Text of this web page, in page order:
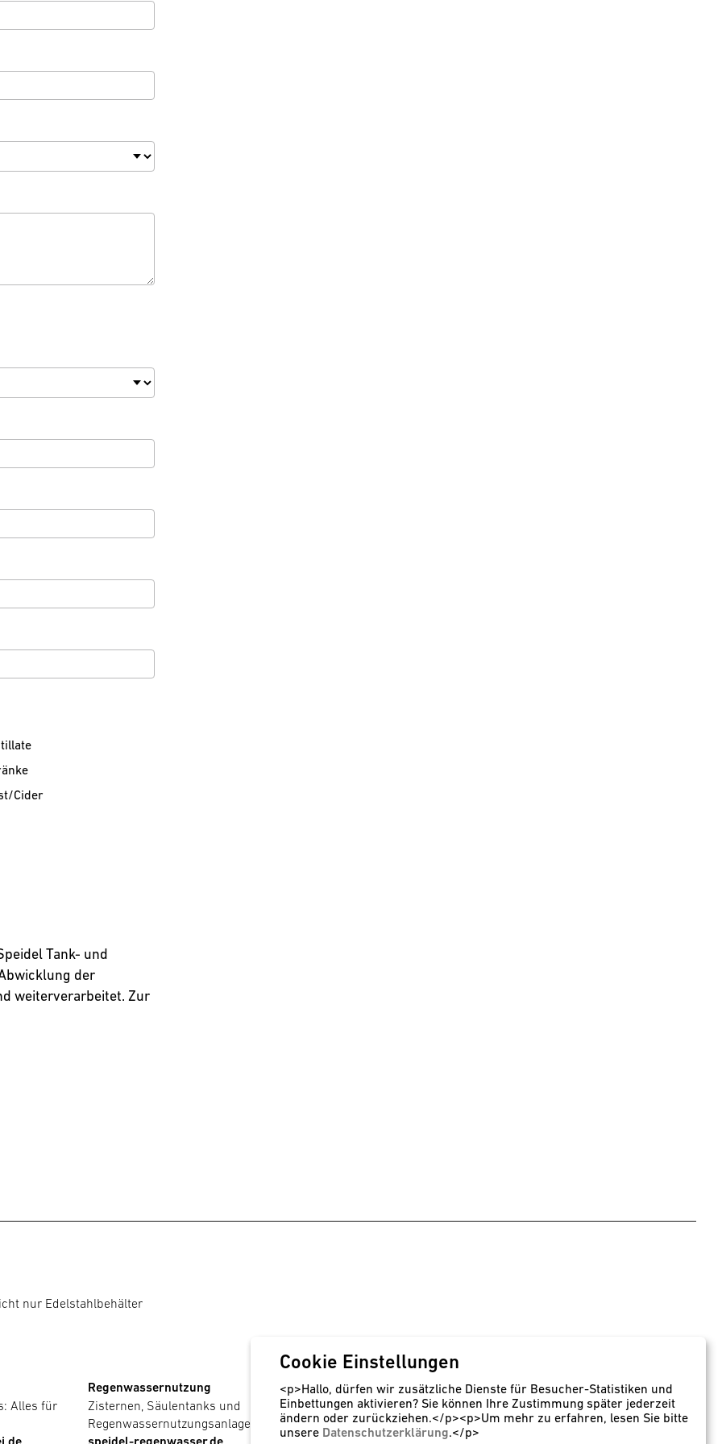
Cider
Tank- und
der
weiterverarbeitet. Zur
nur Edelstahlbehälter
Alles für
Regenwassernutzung
Zisternen, Säulentanks und
Regenwassernutzungsanlagen
Kunststoffbehälter
PE-Behälter für Lagerung,
Bereitstellung und Transport
Rotationsformteile
Nahtlos gefertigte
Kunststofftanks
Cookie Einstellungen
<p>Hallo, dürfen wir zusätzliche Dienste für Besucher-Statistiken und
Einbettungen aktivieren? Sie können Ihre Zustimmung später jederzeit
ändern oder zurückziehen.</p><p>Um mehr zu erfahren, lesen Sie bitte
unsere Datenschutzerklärung.</p>